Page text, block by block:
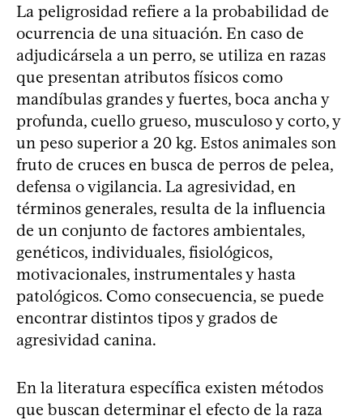
La peligrosidad refiere a la probabilidad de
ocurrencia de una situación. En caso de
adjudicársela a un perro, se utiliza en razas
que presentan atributos físicos como
mandíbulas grandes y fuertes, boca ancha y
profunda, cuello grueso, musculoso y corto, y
un peso superior a 20 kg. Estos animales son
fruto de cruces en busca de perros de pelea,
defensa o vigilancia. La agresividad, en
términos generales, resulta de la influencia
de un conjunto de factores ambientales,
genéticos, individuales, fisiológicos,
motivacionales, instrumentales y hasta
patológicos. Como consecuencia, se puede
encontrar distintos tipos y grados de
agresividad canina.
En la literatura específica existen métodos
que buscan determinar el efecto de la raza